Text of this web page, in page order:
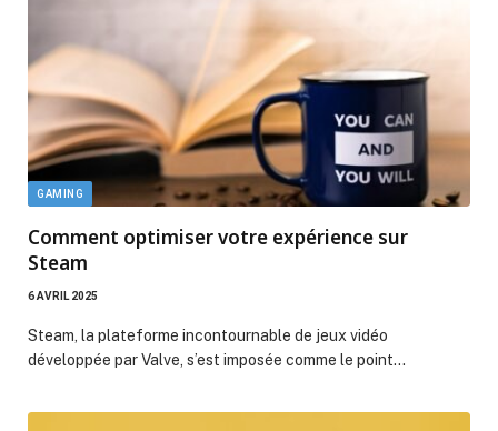
GAMING
Comment optimiser votre expérience sur
Steam
6 AVRIL 2025
Steam, la plateforme incontournable de jeux vidéo
développée par Valve, s’est imposée comme le point…